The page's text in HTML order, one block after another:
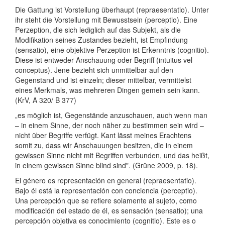
Die Gattung ist Vorstellung überhaupt (repraesentatio). Unter
ihr steht die Vorstellung mit Bewusstsein (perceptio). Eine
Perzeption, die sich lediglich auf das Subjekt, als die
Modifikation seines Zustandes bezieht, ist Empfindung
(sensatio), eine objektive Perzeption ist Erkenntnis (cognitio).
Diese ist entweder Anschauung oder Begriff (intuitus vel
conceptus). Jene bezieht sich unmittelbar auf den
Gegenstand und ist einzeln; dieser mittelbar, vermittelst
eines Merkmals, was mehreren Dingen gemein sein kann.
(KrV, A 320/ B 377)
„es möglich ist, Gegenstände anzuschauen, auch wenn man
– in einem Sinne, der noch näher zu bestimmen sein wird –
nicht über Begriffe verfügt. Kant lässt meines Erachtens
somit zu, dass wir Anschauungen besitzen, die in einem
gewissen Sinne nicht mit Begriffen verbunden, und das heißt,
in einem gewissen Sinne blind sind". (Grüne 2009, p. 18).
El género es representación en general (repraesentatio).
Bajo él está la representación con conciencia (perceptio).
Una percepción que se refiere solamente al sujeto, como
modificación del estado de él, es sensación (sensatio); una
percepción objetiva es conocimiento (cognitio). Este es o